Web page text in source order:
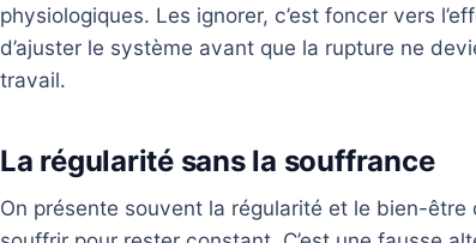
physiologiques. Les ignorer, c’est foncer vers
d’ajuster le système avant que la rupture ne
travail.
La régularité sans la souffrance
On présente souvent la régularité et le bien-être